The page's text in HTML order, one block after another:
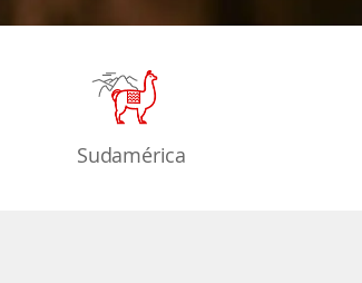
Sudamérica